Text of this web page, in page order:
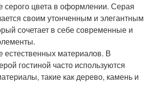
серого цвета в оформлении. Серая
своим утонченным и элегантным
сочетает в себе современные и
естественных материалов. В
гостиной часто используются
такие как дерево, камень и